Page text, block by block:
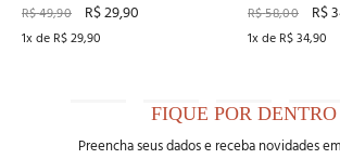
R$49,90 R$29,90
1x de R$29,90
R$58,00 R$
1x de R$34,90
FIQUE POR DENTRO
Preencha seus dados e receba novidades